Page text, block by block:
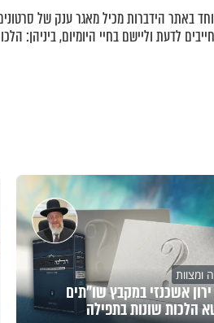
באתר הידברות מכיל מאגר ענק של
לדעת וליישם בחיי היומיום, ביניהן:
ומצוות
אשכנזי במקבץ שו"תים
הלכות שונות בתפילה